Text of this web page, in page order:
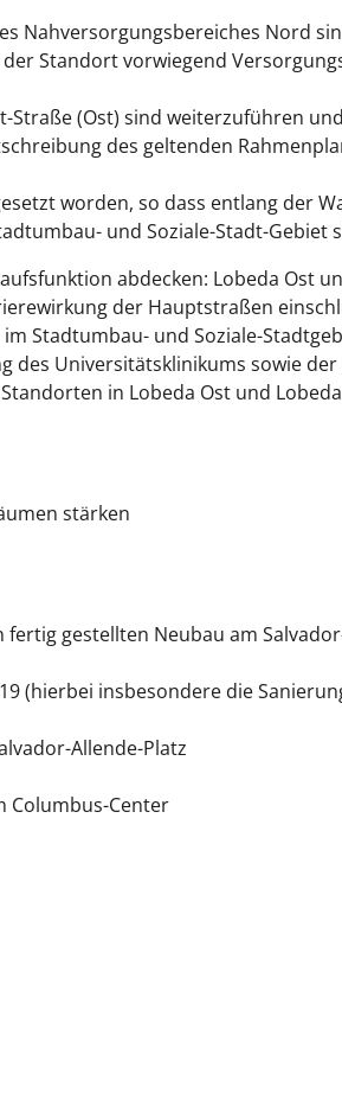
Nahversorgungsbereiches Nord
Standort vorwiegend
Straße (Ost) sind weiterzuführen
des geltenden
worden, so dass entlang der
und Soziale-Stadt-Gebiet
abdecken: Lobeda Ost
der Hauptstraßen
Stadtumbau- und Soziale-
des Universitätsklinikums sowie
in Lobeda Ost und
stärken
gestellten Neubau am
(hierbei insbesondere die
Allende-Platz
Columbus-Center